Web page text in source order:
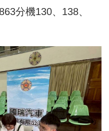
分機130、138、